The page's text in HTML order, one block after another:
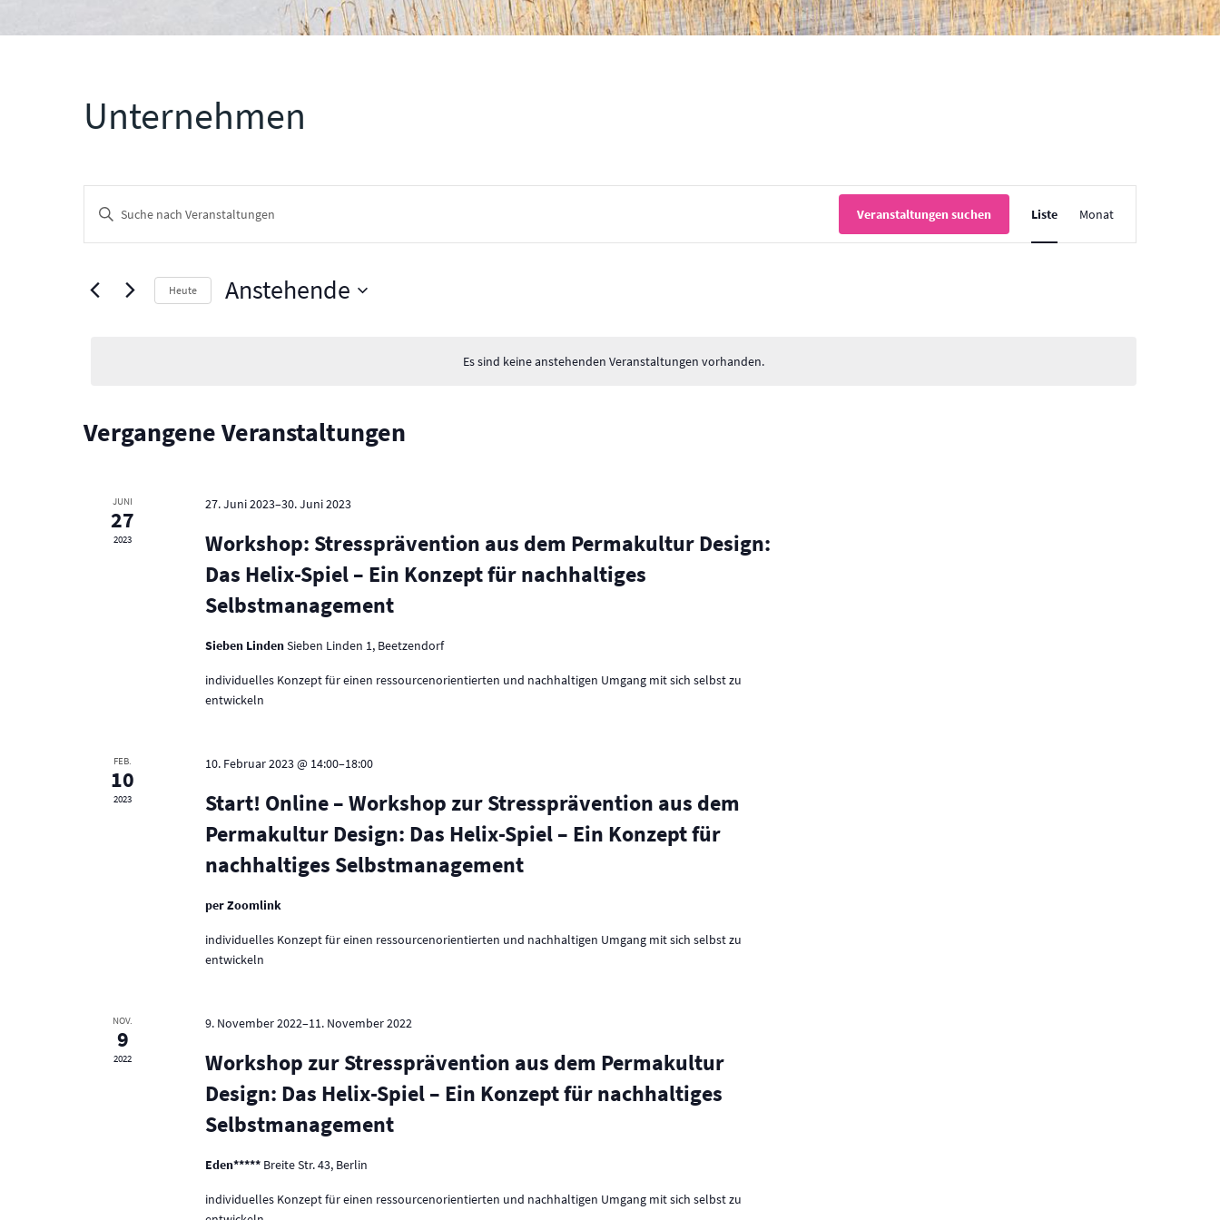
Unternehmen
Es sind keine anstehenden Veranstaltungen vorhanden.
Suche
Ansichten,
Navigation
Bitte
Schlüsselwort
Suche
Veranstaltungen suchen
Ansichten-
Liste Monat
Heute Anstehende
Vergangene Veranstaltungen
JUNI
27
2023
27. Juni 2023–30. Juni 2023
Workshop: Stressprävention aus dem Permakultur Design:
Das Helix-Spiel – Ein Konzept für nachhaltiges
Selbstmanagement
Sieben LindenSieben Linden 1, Beetzendorf
individuelles Konzept für einen ressourcenorientierten und nachhaltigen Umgang mit sich selbst zu
entwickeln
FEB.
10
2023
10. Februar 2023 @ 14:00–18:00
Start! Online – Workshop zur Stressprävention aus dem
Permakultur Design: Das Helix-Spiel – Ein Konzept für
nachhaltiges Selbstmanagement
per Zoomlink
individuelles Konzept für einen ressourcenorientierten und nachhaltigen Umgang mit sich selbst zu
entwickeln
NOV.
9
2022
9. November 2022–11. November 2022
Workshop zur Stressprävention aus dem Permakultur
Design: Das Helix-Spiel – Ein Konzept für nachhaltiges
Selbstmanagement
Eden***** Breite Str. 43, Berlin
individuelles Konzept für einen ressourcenorientierten und nachhaltigen Umgang mit sich selbst zu